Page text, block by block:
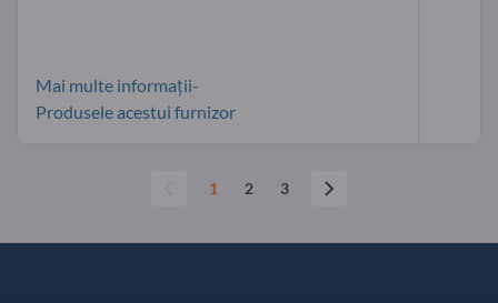
Mai multe informații-
Produsele acestui furnizor
1 2 3